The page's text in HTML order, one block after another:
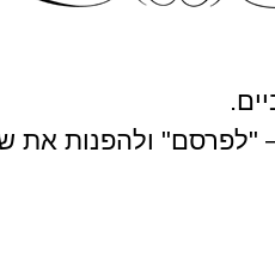
"לפרסם" ולהפנות